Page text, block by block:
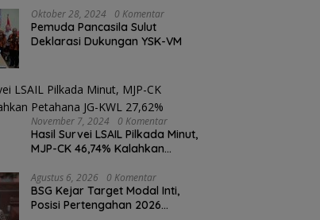
Oktober 28, 2024 0 Komentar
Pemuda Pancasila Sulut
Deklarasi Dukungan YSK-VM
November 7, 2024 0 Komentar
Hasil Survei LSAIL Pilkada Minut,
MJP-CK 46,74% Kalahkan
Agustus 6, 2026 0 Komentar
BSG Kejar Target Modal Inti,
Posisi Pertengahan 2026